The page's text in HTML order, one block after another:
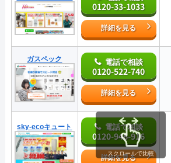
0120-33-1033
詳細を見る
ガスペック 電話で相談
0120-522-740
詳細を見る
sky-ecoキュート 電話で相談
0120-946-916
詳細を見る
スクロールで比較